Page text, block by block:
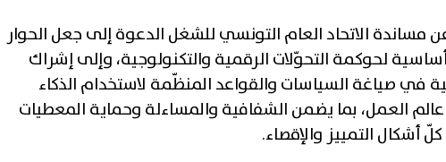
مساندة الاتحاد العام التونسي للشغل الدعوة إلى جعل الحوار
لحوكمة التحوّلات الرقمية والتكنولوجية، وإلى إشراك
في صياغة السياسات والقواعد المنظّمة لاستخدام الذكاء
العمل، بما يضمن الشفافية والمساءلة وحماية المعطيات
أشكال التمييز والإقصاء.